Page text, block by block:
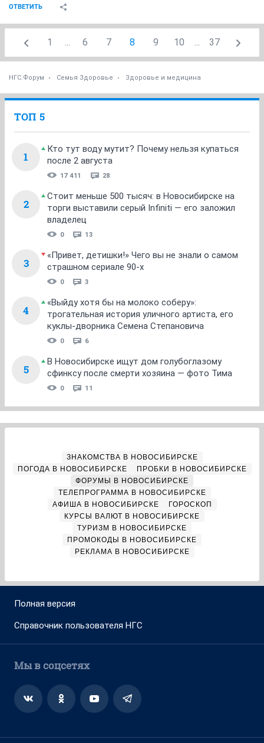
ОТВЕТИТЬ
1 ... 6 7 8 9 10 ... 37
НГС.Форум Семья Здоровье Здоровье и медицина
ТОП 5
1
Кто тут воду мутит? Почему нельзя купаться
после 2 августа
17 411 28
2
Стоит меньше 500 тысяч: в Новосибирске на
торги выставили серый Infiniti — его заложил
владелец
0 13
3
«Привет, детишки!» Чего вы не знали о самом
страшном сериале 90-х
0 3
4
«Выйду хотя бы на молоко соберу»:
трогательная история уличного артиста, его
куклы-дворника Семена Степановича
0 6
5
В Новосибирске ищут дом голубоглазому
сфинксу после смерти хозяина — фото Тима
0 11
ЗНАКОМСТВА В НОВОСИБИРСКЕ
ПОГОДА В НОВОСИБИРСКЕ
ПРОБКИ В НОВОСИБИРСКЕ
ФОРУМЫ В НОВОСИБИРСКЕ
ТЕЛЕПРОГРАММА В НОВОСИБИРСКЕ
АФИША В НОВОСИБИРСКЕ
ГОРОСКОП
КУРСЫ ВАЛЮТ В НОВОСИБИРСКЕ
ТУРИЗМ В НОВОСИБИРСКЕ
ПРОМОКОДЫ В НОВОСИБИРСКЕ
РЕКЛАМА В НОВОСИБИРСКЕ
Полная версия
Справочник пользователя НГС
Мы в соцсетях